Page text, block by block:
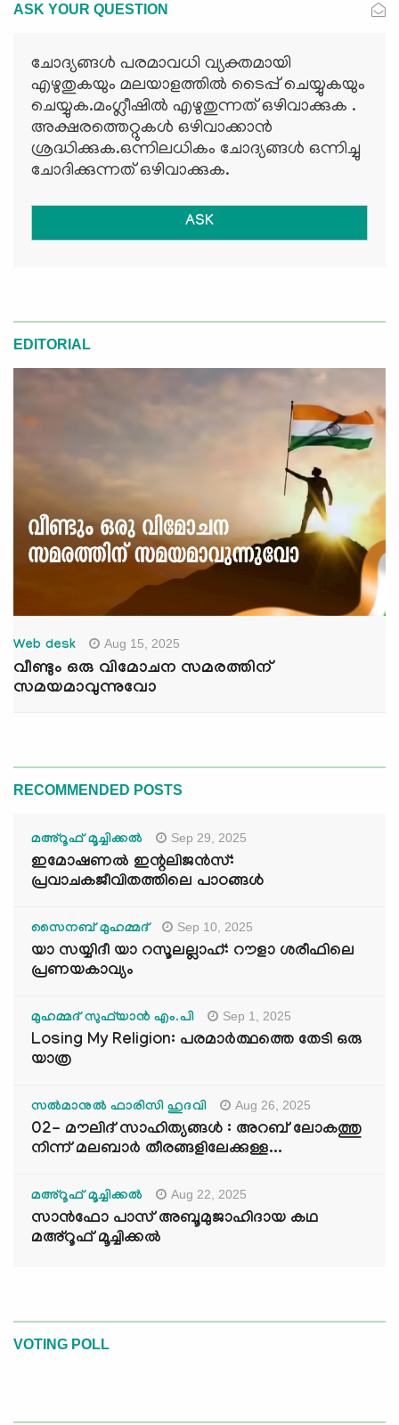
ASK YOUR QUESTION
ചോദ്യങ്ങള്‍ പരമാവധി വ്യക്തമായി
എഴുതുകയും മലയാളത്തില്‍ ടൈപ്പ് ചെയ്യുകയും
ചെയ്യുക.മംഗ്ലീഷില്‍ എഴുതുന്നത് ഒഴിവാക്കുക .
അക്ഷരത്തെറ്റുകള്‍ ഒഴിവാക്കാന്‍
ശ്രദ്ധിക്കുക.ഒന്നിലധികം ചോദ്യങ്ങള്‍ ഒന്നിച്ചു
ചോദിക്കുന്നത് ഒഴിവാക്കുക.
ASK
EDITORIAL
Web desk Aug 15, 2025
വീണ്ടും ഒരു വിമോചന സമരത്തിന്
സമയമാവുന്നുവോ
RECOMMENDED POSTS
മഅ്റൂഫ് മൂച്ചിക്കല്‍ Sep 29, 2025
ഇമോഷണൽ ഇന്റലിജൻസ്:
പ്രവാചകജീവിതത്തിലെ പാഠങ്ങൾ
സൈനബ് മുഹമ്മദ് Sep 10, 2025
യാ സയ്യിദീ യാ റസൂലല്ലാഹ്: റൗളാ ശരീഫിലെ
പ്രണയകാവ്യം
മുഹമ്മദ് സുഫ്‌യാൻ എം.പി Sep 1, 2025
Losing My Religion: പരമാർത്ഥത്തെ തേടി ഒരു
യാത്ര
സൽമാനുൽ ഫാരിസി ഹുദവി Aug 26, 2025
02- മൗലിദ് സാഹിത്യങ്ങൾ : അറബ് ലോകത്തു
നിന്ന് മലബാർ തീരങ്ങളിലേക്കുള്ള...
മഅ്റൂഫ് മൂച്ചിക്കല്‍ Aug 22, 2025
സാൻഫോ പാസ് അബൂമുജാഹിദായ കഥ
മഅ്റൂഫ് മൂച്ചിക്കല്‍
VOTING POLL